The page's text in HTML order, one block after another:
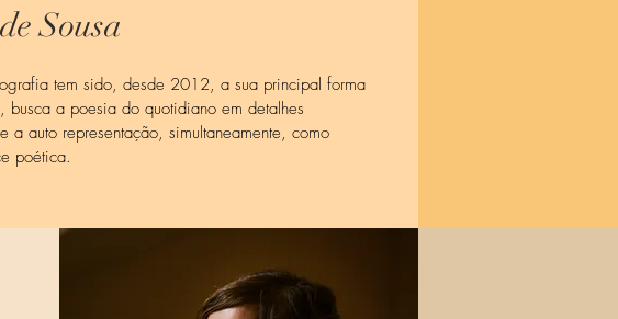
Sousa
tem sido, desde 2012, a sua principal forma
busca a poesia do quotidiano em detalhes
auto representação, simultaneamente, como
poética.